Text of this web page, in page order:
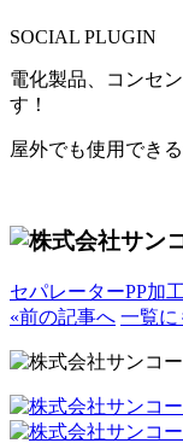
SOCIAL PLUGIN
電化製品、コンセ
す！
屋外でも使用でき
セパレーターPP加工
«前の記事へ 一覧に